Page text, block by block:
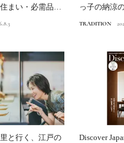
まい・必需品）
っ子の納涼
TRADITION
と行く、江戸の
Discover